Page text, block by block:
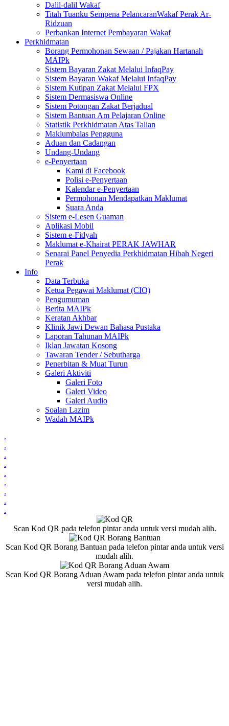
Dalil-dalil Wakaf
Titah Tuanku Sempena PelancaranWakaf Perak Ar-
Ridzuan
Perbankan Internet Pembayaran Wakaf
Perkhidmatan
Borang Permohonan Sewaan / Pajakan Hartanah
MAIPk
Sistem Bayaran Zakat Melalui InfaqPay
Sistem Bayaran Wakaf Melalui InfaqPay
Sistem Kutipan Zakat Melalui FPX
Sistem Dermasiswa Online
Sistem Potongan Zakat Berjadual
Sistem Bantuan Am Pelajaran Online
Statistik Perkhidmatan Atas Talian
Maklumbalas Pengguna
Aduan dan Cadangan
Undang-Undang
e-Penyertaan
Kami di Facebook
Polisi e-Penyertaan
Kalendar e-Penyertaan
Permohonan Mendapatkan Maklumat
Suara Anda
Sistem e-Lesen Guaman
Aplikasi Mobil
Sistem e-Fidyah
Maklumat e-Khairat PERAK JAWHAR
Senarai Panel Penyedia Perkhidmatan Hibah Negeri
Perak
Info
Data Terbuka
Ketua Pegawai Maklumat (CIO)
Pengumuman
Berita MAIPk
Keratan Akhbar
Klinik Jawi Dewan Bahasa Pustaka
Laporan Tahunan MAIPk
Iklan Jawatan Kosong
Tawaran Tender / Sebutharga
Penerbitan & Muat Turun
Galeri Aktiviti
Galeri Foto
Galeri Video
Galeri Audio
Soalan Lazim
Wadah MAIPk
.
.
.
.
.
.
.
.
.
Scan Kod QR pada telefon pintar anda untuk versi mudah alih.
Scan Kod QR Borang Bantuan pada telefon pintar anda untuk versi
mudah alih.
Scan Kod QR Borang Aduan Awam pada telefon pintar anda untuk
versi mudah alih.